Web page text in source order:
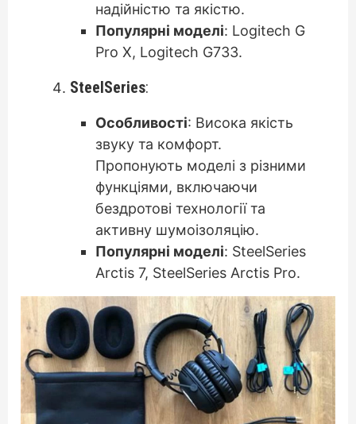
надійністю та якістю.
Популярні моделі: Logitech G
Pro X, Logitech G733.
SteelSeries:
Особливості: Висока якість
звуку та комфорт.
Пропонують моделі з різними
функціями, включаючи
бездротові технології та
активну шумоізоляцію.
Популярні моделі: SteelSeries
Arctis 7, SteelSeries Arctis Pro.